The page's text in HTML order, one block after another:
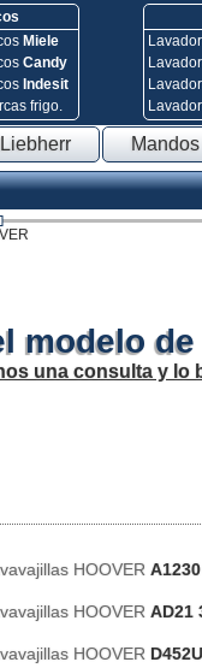
Miele
Candy
Indesit
frigo.
modelo
una consulta y lo
HOOVER
HOOVER AD21
HOOVER